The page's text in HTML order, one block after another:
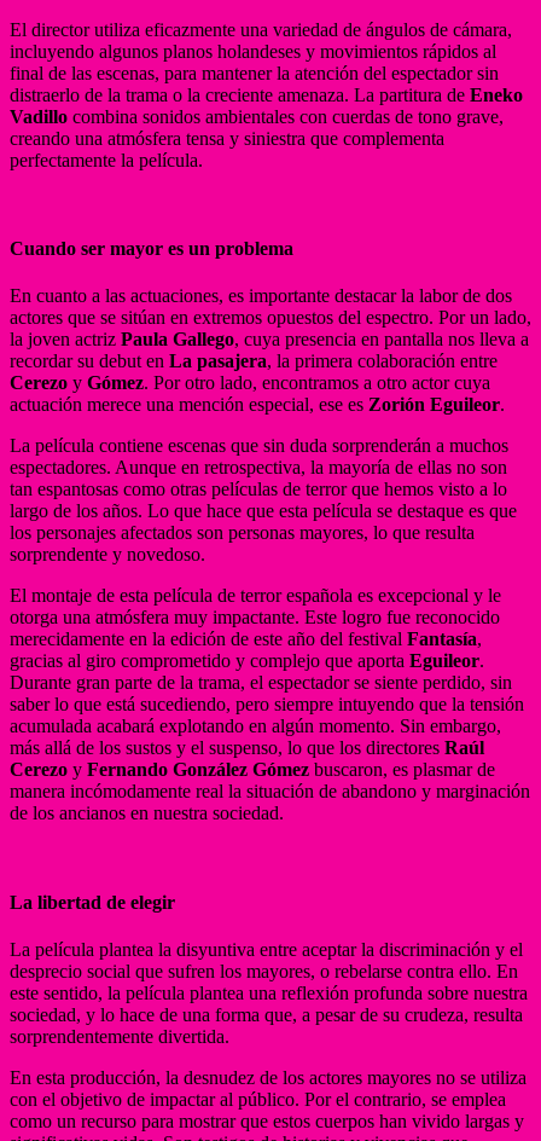
El director utiliza eficazmente una variedad de ángulos de cámara,
incluyendo algunos planos holandeses y movimientos rápidos al
final de las escenas, para mantener la atención del espectador sin
distraerlo de la trama o la creciente amenaza. La partitura de Eneko
Vadillo combina sonidos ambientales con cuerdas de tono grave,
creando una atmósfera tensa y siniestra que complementa
perfectamente la película.
Cuando ser mayor es un problema
En cuanto a las actuaciones, es importante destacar la labor de dos
actores que se sitúan en extremos opuestos del espectro. Por un lado,
la joven actriz Paula Gallego, cuya presencia en pantalla nos lleva a
recordar su debut en La pasajera, la primera colaboración entre
Cerezo y Gómez. Por otro lado, encontramos a otro actor cuya
actuación merece una mención especial, ese es Zorión Eguileor.
La película contiene escenas que sin duda sorprenderán a muchos
espectadores. Aunque en retrospectiva, la mayoría de ellas no son
tan espantosas como otras películas de terror que hemos visto a lo
largo de los años. Lo que hace que esta película se destaque es que
los personajes afectados son personas mayores, lo que resulta
sorprendente y novedoso.
El montaje de esta película de terror española es excepcional y le
otorga una atmósfera muy impactante. Este logro fue reconocido
merecidamente en la edición de este año del festival Fantasía,
gracias al giro comprometido y complejo que aporta Eguileor.
Durante gran parte de la trama, el espectador se siente perdido, sin
saber lo que está sucediendo, pero siempre intuyendo que la tensión
acumulada acabará explotando en algún momento. Sin embargo,
más allá de los sustos y el suspenso, lo que los directores Raúl
Cerezo y Fernando González Gómez buscaron, es plasmar de
manera incómodamente real la situación de abandono y marginación
de los ancianos en nuestra sociedad.
La libertad de elegir
La película plantea la disyuntiva entre aceptar la discriminación y el
desprecio social que sufren los mayores, o rebelarse contra ello. En
este sentido, la película plantea una reflexión profunda sobre nuestra
sociedad, y lo hace de una forma que, a pesar de su crudeza, resulta
sorprendentemente divertida.
En esta producción, la desnudez de los actores mayores no se utiliza
con el objetivo de impactar al público. Por el contrario, se emplea
como un recurso para mostrar que estos cuerpos han vivido largas y